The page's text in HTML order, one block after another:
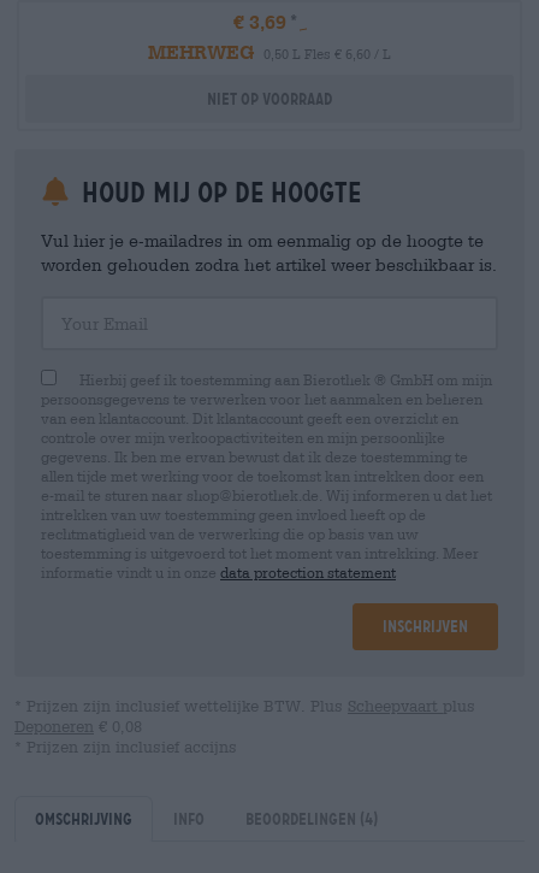
€ 3,69
MEHRWEG
0,50 L Fles € 6,60 / L
Niet op voorraad
Houd mij op de hoogte
Vul hier je e-mailadres in om eenmalig op de hoogte te
worden gehouden zodra het artikel weer beschikbaar is.
Hierbij geef ik toestemming aan Bierothek ® GmbH om mijn
persoonsgegevens te verwerken voor het aanmaken en beheren
van een klantaccount. Dit klantaccount geeft een overzicht en
controle over mijn verkoopactiviteiten en mijn persoonlijke
gegevens. Ik ben me ervan bewust dat ik deze toestemming te
allen tijde met werking voor de toekomst kan intrekken door een
e-mail te sturen naar shop@bierothek.de. Wij informeren u dat het
intrekken van uw toestemming geen invloed heeft op de
rechtmatigheid van de verwerking die op basis van uw
toestemming is uitgevoerd tot het moment van intrekking. Meer
informatie vindt u in onze data protection statement
Inschrijven
* Prijzen zijn inclusief wettelijke BTW. Plus Scheepvaart plus
Deponeren € 0,08
* Prijzen zijn inclusief accijns
Omschrijving Info Beoordelingen (4)